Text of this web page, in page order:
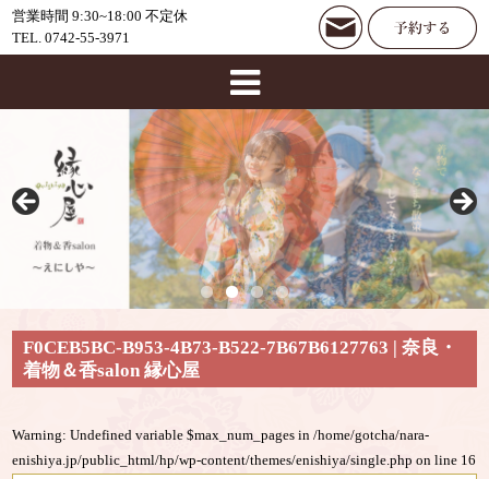
営業時間 9:30~18:00 不定休
TEL. 0742-55-3971
F0CEB5BC-B953-4B73-B522-7B67B6127763 | 奈良・
着物＆香salon 縁心屋
Warning: Undefined variable $max_num_pages in/home/gotcha/nara-
enishiya.jp/public_html/hp/wp-content/themes/enishiya/single.php on line 16